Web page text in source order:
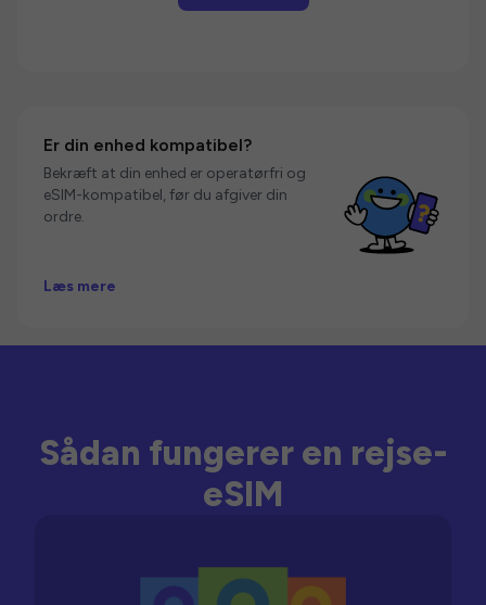
Er din enhed kompatibel?
Bekræft at din enhed er operatørfri og
eSIM-kompatibel, før du afgiver din
ordre.
Læs mere
Sådan fungerer en rejse-
eSIM